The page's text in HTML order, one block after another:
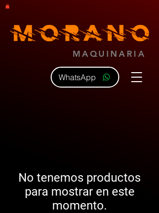
MAQUINARIA
WhatsApp
No tenemos productos
para mostrar en este
momento.